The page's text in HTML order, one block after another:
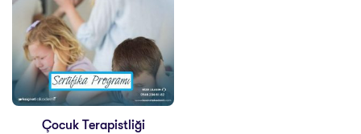
Çocuk Terapistliği